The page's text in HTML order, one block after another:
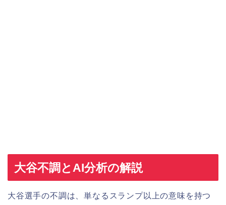
大谷不調とAI分析の解説
大谷選手の不調は、単なるスランプ以上の意味を持つ